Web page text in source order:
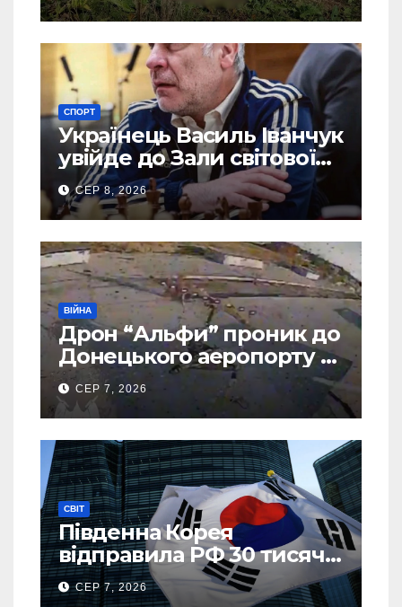
СПОРТ
Українець Василь Іванчук
увійде до Зали світової
шахової слави
СЕР 8, 2026
ВІЙНА
Дрон “Альфи” проник до
Донецького аеропорту та
спалив “Шахед” ще до
запуску
СЕР 7, 2026
СВІТ
Південна Корея
відправила РФ 30 тисяч
тонн авіапалива
СЕР 7, 2026